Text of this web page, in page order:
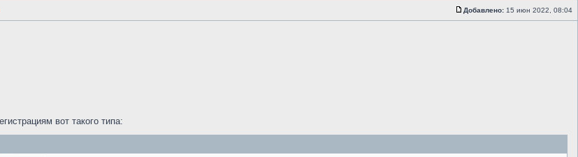
Добавлено: 15 июн 2022, 08:04
вот такого типа: